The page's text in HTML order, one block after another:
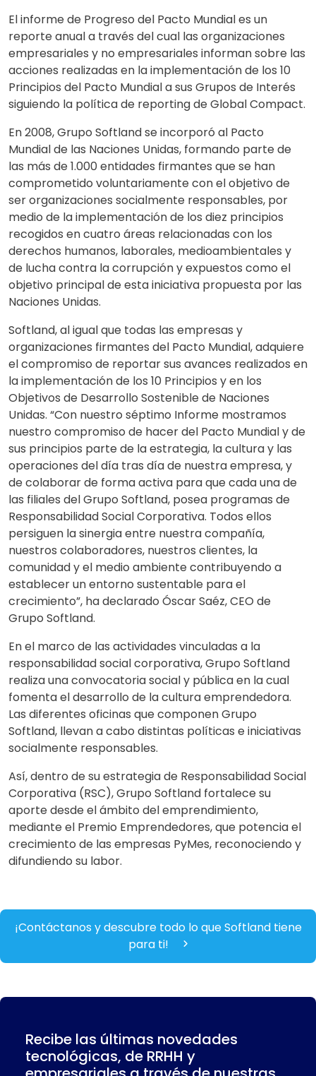
El informe de Progreso del Pacto Mundial es un
reporte anual a través del cual las organizaciones
empresariales y no empresariales informan sobre las
acciones realizadas en la implementación de los 10
Principios del Pacto Mundial a sus Grupos de Interés
siguiendo la política de reporting de Global Compact.
En 2008, Grupo Softland se incorporó al Pacto
Mundial de las Naciones Unidas, formando parte de
las más de 1.000 entidades firmantes que se han
comprometido voluntariamente con el objetivo de
ser organizaciones socialmente responsables, por
medio de la implementación de los diez principios
recogidos en cuatro áreas relacionadas con los
derechos humanos, laborales, medioambientales y
de lucha contra la corrupción y expuestos como el
objetivo principal de esta iniciativa propuesta por las
Naciones Unidas.
Softland, al igual que todas las empresas y
organizaciones firmantes del Pacto Mundial, adquiere
el compromiso de reportar sus avances realizados en
la implementación de los 10 Principios y en los
Objetivos de Desarrollo Sostenible de Naciones
Unidas. “Con nuestro séptimo Informe mostramos
nuestro compromiso de hacer del Pacto Mundial y de
sus principios parte de la estrategia, la cultura y las
operaciones del día tras día de nuestra empresa, y
de colaborar de forma activa para que cada una de
las filiales del Grupo Softland, posea programas de
Responsabilidad Social Corporativa. Todos ellos
persiguen la sinergia entre nuestra compañía,
nuestros colaboradores, nuestros clientes, la
comunidad y el medio ambiente contribuyendo a
establecer un entorno sustentable para el
crecimiento”, ha declarado Óscar Saéz, CEO de
Grupo Softland.
En el marco de las actividades vinculadas a la
responsabilidad social corporativa, Grupo Softland
realiza una convocatoria social y pública en la cual
fomenta el desarrollo de la cultura emprendedora.
Las diferentes oficinas que componen Grupo
Softland, llevan a cabo distintas políticas e iniciativas
socialmente responsables.
Así, dentro de su estrategia de Responsabilidad Social
Corporativa (RSC), Grupo Softland fortalece su
aporte desde el ámbito del emprendimiento,
mediante el Premio Emprendedores, que potencia el
crecimiento de las empresas PyMes, reconociendo y
difundiendo su labor.
¡Contáctanos y descubre todo lo que Softland tiene
para ti!
Recibe las últimas novedades
tecnológicas, de RRHH y